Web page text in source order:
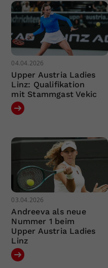
04.04.2026
Upper Austria Ladies
Linz: Qualifikation
mit Stammgast Vekic
03.04.2026
Andreeva als neue
Nummer 1 beim
Upper Austria Ladies
Linz